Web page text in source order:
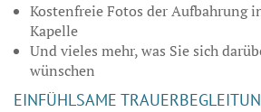
Kostenfreie Fotos der Aufbahrung
Kapelle
Und vieles mehr, was Sie sich
wünschen
EINFÜHLSAME